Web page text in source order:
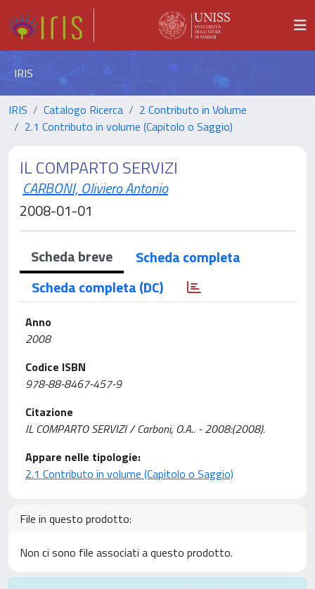
IRIS
IRIS Catalogo Ricerca
2 Contributo in Volume
2.1 Contributo in volume (Capitolo o Saggio)
IL COMPARTO SERVIZI
CARBONI, Oliviero Antonio
2008-01-01
Scheda breve
Scheda completa
Scheda completa (DC)
Anno
2008
Codice ISBN
978-88-8467-457-9
Citazione
IL COMPARTO SERVIZI / Carboni, O.A.. - 2008:(2008).
Appare nelle tipologie:
2.1 Contributo in volume (Capitolo o Saggio)
File in questo prodotto:
Non ci sono file associati a questo prodotto.